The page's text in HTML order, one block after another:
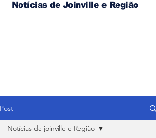
Notícias de Joinville e Região
Post
Notícias de joinville e Região